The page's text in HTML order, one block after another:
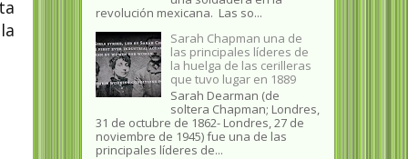
revolución mexicana. Las so...
Sarah Chapman una de
las principales líderes de
la huelga de las cerilleras
que tuvo lugar en 1889
Sarah Dearman (de
soltera Chapman; Londres,
31 de octubre de 1862​- Londres, 27 de
noviembre de 1945)​ fue una de las
principales líderes de...